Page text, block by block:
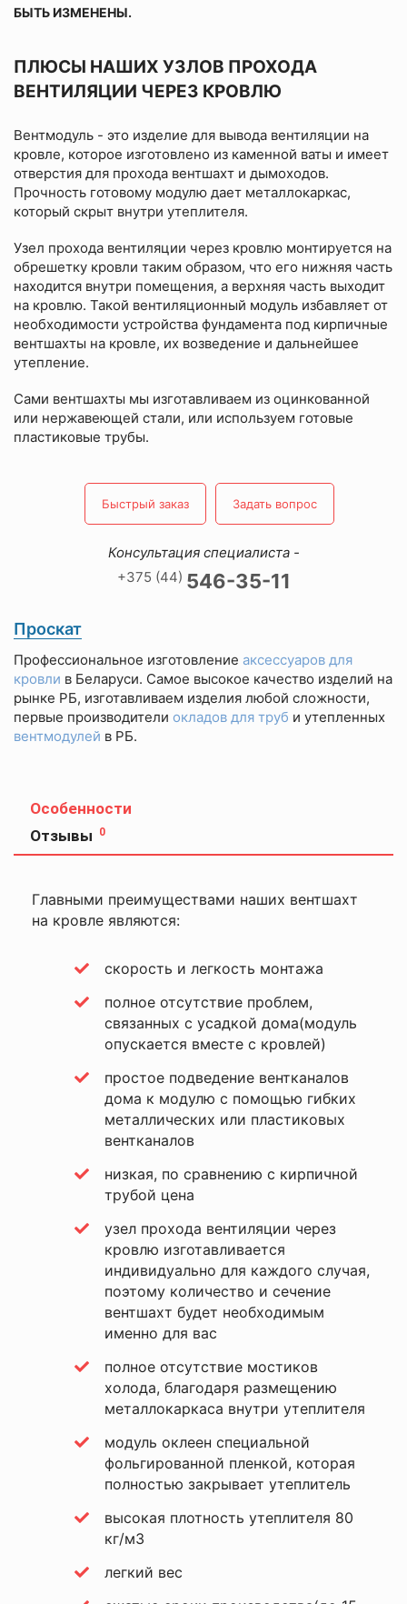
БЫТЬ ИЗМЕНЕНЫ.
ПЛЮСЫ НАШИХ УЗЛОВ ПРОХОДА
ВЕНТИЛЯЦИИ ЧЕРЕЗ КРОВЛЮ
Вентмодуль - это изделие для вывода вентиляции на
кровле, которое изготовлено из каменной ваты и имеет
отверстия для прохода вентшахт и дымоходов.
Прочность готовому модулю дает металлокаркас,
который скрыт внутри утеплителя.
Узел прохода вентиляции через кровлю монтируется на
обрешетку кровли таким образом, что его нижняя часть
находится внутри помещения, а верхняя часть выходит
на кровлю. Такой вентиляционный модуль избавляет от
необходимости устройства фундамента под кирпичные
вентшахты на кровле, их возведение и дальнейшее
утепление.
Сами вентшахты мы изготавливаем из оцинкованной
или нержавеющей стали, или используем готовые
пластиковые трубы.
Быстрый заказ Задать вопрос
Консультация специалиста -
+375 (44) 546-35-11
Проскат
Профессиональное изготовление аксессуаров для
кровли в Беларуси. Самое высокое качество изделий на
рынке РБ, изготавливаем изделия любой сложности,
первые производители окладов для труб и утепленных
вентмодулей в РБ.
Особенности
Отзывы
0
Главными преимуществами наших вентшахт
на кровле являются:
скорость и легкость монтажа
полное отсутствие проблем,
связанных с усадкой дома(модуль
опускается вместе с кровлей)
простое подведение вентканалов
дома к модулю с помощью гибких
металлических или пластиковых
вентканалов
низкая, по сравнению с кирпичной
трубой цена
узел прохода вентиляции через
кровлю изготавливается
индивидуально для каждого случая,
поэтому количество и сечение
вентшахт будет необходимым
именно для вас
полное отсутствие мостиков
холода, благодаря размещению
металлокаркаса внутри утеплителя
модуль оклеен специальной
фольгированной пленкой, которая
полностью закрывает утеплитель
высокая плотность утеплителя 80
кг/м3
легкий вес
Оставить
отзыв
Ваша
Я согласен с
Политикой
данного сайта